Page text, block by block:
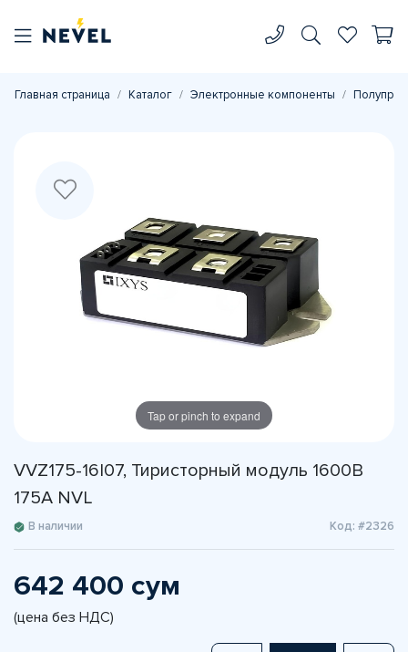
Главная страница Каталог Электронные компоненты
Tap or pinch to expand
VVZ175-16I07, Тиристорный модуль 1600В
175А NVL
В наличии Код: #2326
642 400 сум
(цена без НДС)